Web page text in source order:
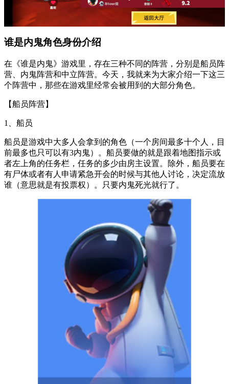
谁是内鬼角色身份介绍
在《谁是内鬼》游戏里，存在三种不同的阵营，分别是船员阵
营、内鬼阵营和中立阵营。今天，我就来为大家介绍一下这三
个阵营中，那些在游戏里经常会被用到的大部分角色。
【船员阵营】
1、船员
船员是游戏中大多人会拿到的角色（一个房间最多十个人，目
前最多也只可以有3内鬼）。船员要做的就是跟着地图指示或
者左上角的任务栏，任务的多少由房主设置。除外，船员要在
有尸体或者有人申请紧急开会的时候与其他人讨论，决定流放
谁（意思就是有投票权）。只要内鬼死光就行了。